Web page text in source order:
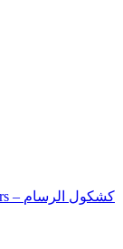
Unterrichtsmaterial: Das Notizbuch des Zeichners – كشكول الرسام